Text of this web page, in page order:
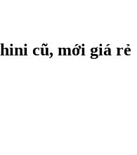
cũ, mới giá rẻ